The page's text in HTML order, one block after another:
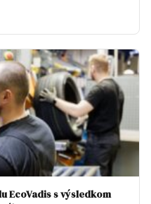
EcoVadis s výsledkom